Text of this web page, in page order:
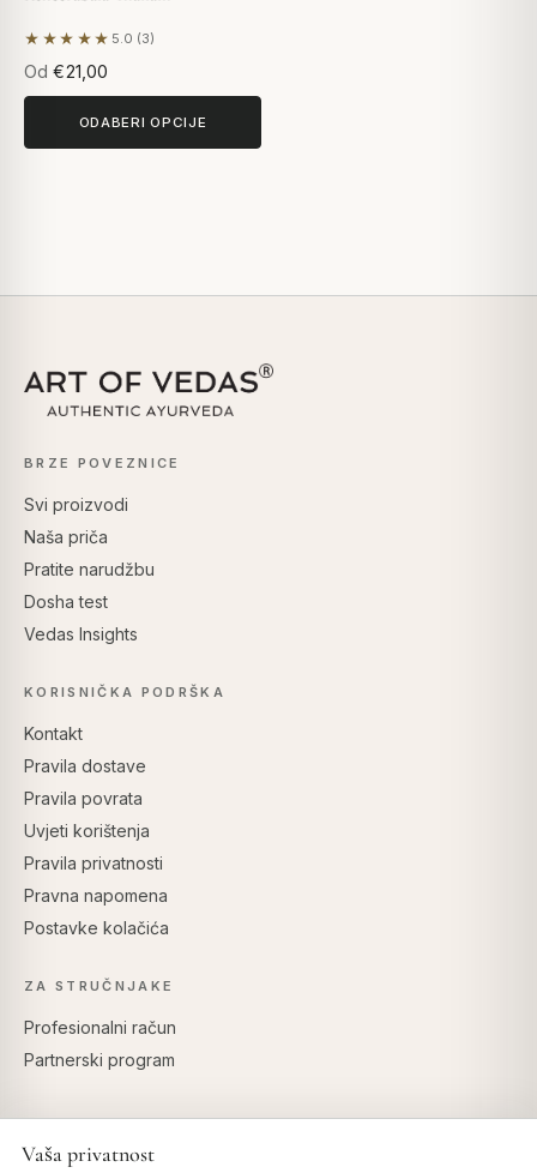
★★★★★ 5.0 (3)
Na temelju 3 recenzija
Od €21,00
ODABERI OPCIJE
BRZE POVEZNICE
Svi proizvodi
Naša priča
Pratite narudžbu
Dosha test
Vedas Insights
KORISNIČKA PODRŠKA
Kontakt
Pravila dostave
Pravila povrata
Uvjeti korištenja
Pravila privatnosti
Pravna napomena
Postavke kolačića
ZA STRUČNJAKE
Profesionalni račun
Partnerski program
Vaša privatnost